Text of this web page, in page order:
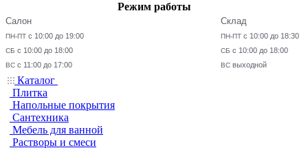
Режим работы
Салон
ПН-ПТ с 10:00 до 19:00
СБ с 10:00 до 18:00
ВС с 11:00 до 17:00
Склад
ПН-ПТ с 10:00 до 18:30
СБ с 10:00 до 18:00
ВС выходной
Каталог
Плитка
Напольные покрытия
Сантехника
Мебель для ванной
Растворы и смеси